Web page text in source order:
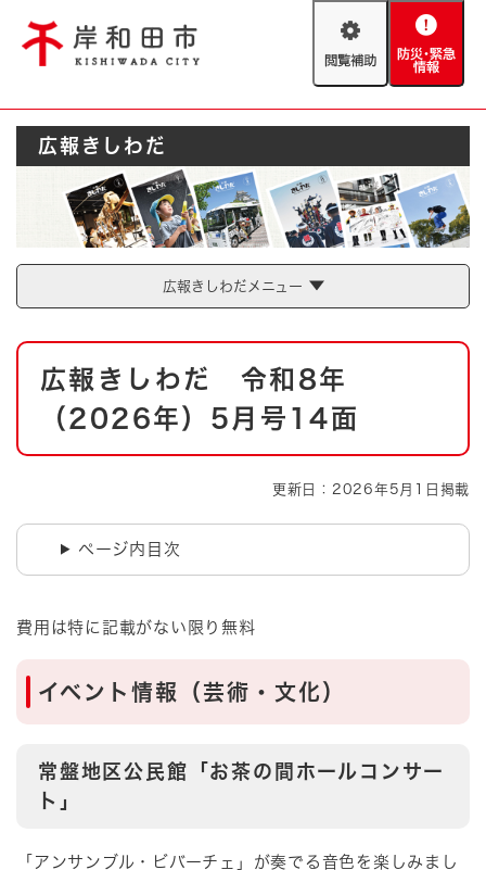
閲
助
防
緊
情
報
Foreign language
やさしい日本語
とじる
防災・緊急情報
ハザードマップ AED設置箇所
とじる
広報きしわだ
広報きしわだメニュー
本
広報きしわだ 令和8年
（2026年）5月号14面
更新日：2026年5月1日掲載
ページ内目次
費用は特に記載がない限り無料
​イベント情報（芸術・文化）
常盤地区公民館「お茶の間ホールコンサー
ト」
「アンサンブル・ビバーチェ」が奏でる音色を楽しみまし